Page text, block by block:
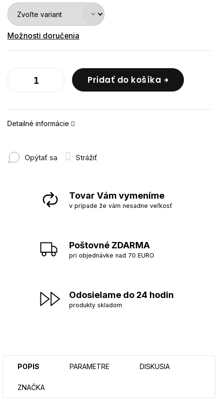
Možnosti doručenia
Pridať do košíka
Detailné informácie
Opýtať sa Strážiť
Tovar Vám vymeníme
v prípade že vám nesadne veľkosť
Poštovné ZDARMA
pri objednávke nad 70 EURO
Odosielame do 24 hodin
produkty skladom
POPIS PARAMETRE DISKUSIA
ZNAČKA